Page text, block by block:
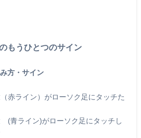
もうひとつのサイン
方・サイン
（赤ライン）がローソク足にタッチた
(青ライン)がローソク足にタッチし